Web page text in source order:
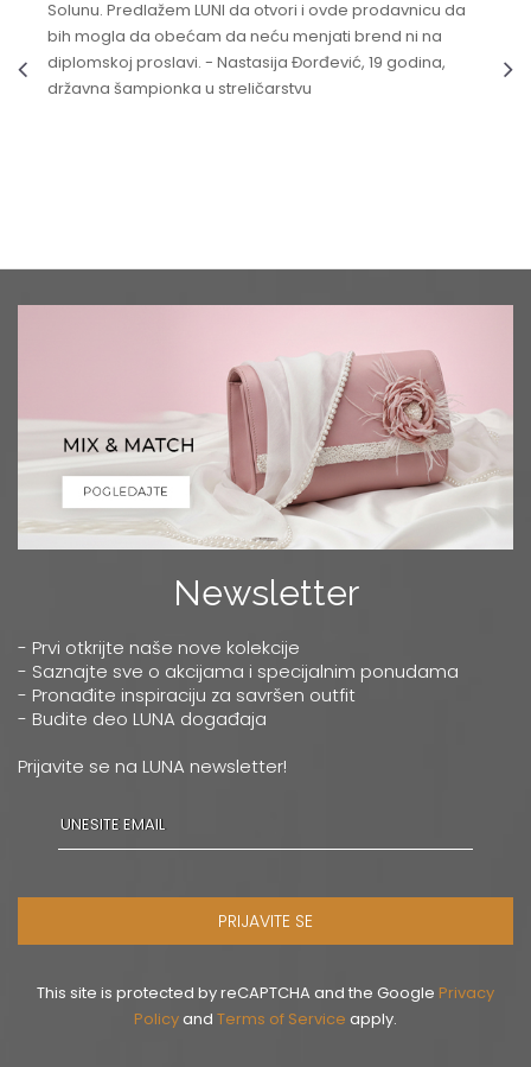
Solunu. Predlažem LUNI da otvori i ovde prodavnicu da
bih mogla da obećam da neću menjati brend ni na
diplomskoj proslavi. - Nastasija Đorđević, 19 godina,
državna šampionka u streličarstvu
Newsletter
- Prvi otkrijte naše nove kolekcije
- Saznajte sve o akcijama i specijalnim ponudama
- Pronađite inspiraciju za savršen outfit
- Budite deo LUNA događaja
Prijavite se na LUNA newsletter!
PRIJAVITE SE
This site is protected by reCAPTCHA and the Google Privacy
Policyand Terms of Service apply.